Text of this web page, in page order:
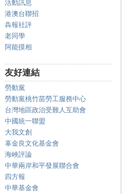
活動訊息
港澳台聯招
犇報社評
老同學
阿能摸相
友好連結
勞動黨
勞動黨桃竹苗勞工服務中心
台灣地區政治受難人互助會
中國統一聯盟
大我文創
辜金良文化基金會
海峽評論
中華兩岸和平發展聯合會
四方報
中華基金會